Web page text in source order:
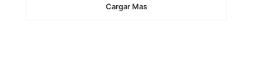
Cargar Mas